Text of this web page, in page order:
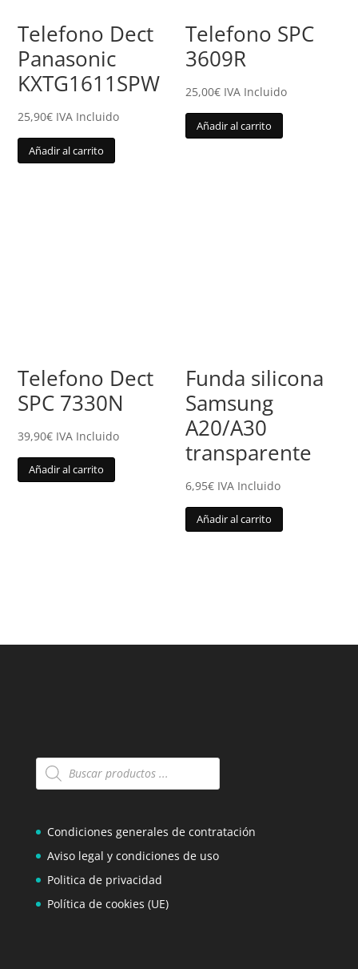
Telefono Dect
Panasonic
KXTG1611SPW
25,90€ IVA Incluido
Añadir al carrito
Telefono SPC
3609R
25,00€ IVA Incluido
Añadir al carrito
Telefono Dect
SPC 7330N
39,90€ IVA Incluido
Añadir al carrito
Funda silicona
Samsung
A20/A30
transparente
6,95€ IVA Incluido
Añadir al carrito
Búsqueda
de
Condiciones generales de contratación
Aviso legal y condiciones de uso
Politica de privacidad
Política de cookies (UE)